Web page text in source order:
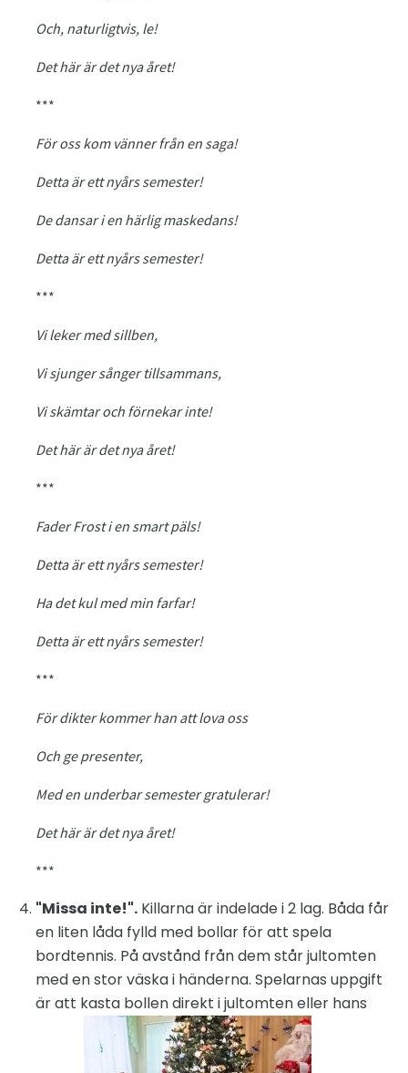
Och, naturligtvis, le!
Det här är det nya året!
***
För oss kom vänner från en saga!
Detta är ett nyårs semester!
De dansar i en härlig maskedans!
Detta är ett nyårs semester!
***
Vi leker med sillben,
Vi sjunger sånger tillsammans,
Vi skämtar och förnekar inte!
Det här är det nya året!
***
Fader Frost i en smart päls!
Detta är ett nyårs semester!
Ha det kul med min farfar!
Detta är ett nyårs semester!
***
För dikter kommer han att lova oss
Och ge presenter,
Med en underbar semester gratulerar!
Det här är det nya året!
***
"Missa inte!". Killarna är indelade i 2 lag. Båda får
en liten låda fylld med bollar för att spela
bordtennis. På avstånd från dem står jultomten
med en stor väska i händerna. Spelarnas uppgift
är att kasta bollen direkt i jultomten eller hans